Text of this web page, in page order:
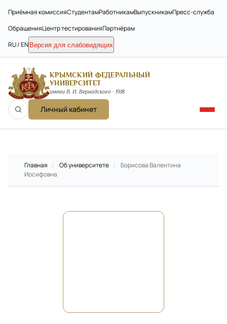
Приёмная комиссияСтудентамРаботникамВыпускникамПресс-служба
ОбращенияЦентр тестированияПартнёрам
RU / EN Версия для слабовидящих
КРЫМСКИЙ ФЕДЕРАЛЬНЫЙ
УНИВЕРСИТЕТ
имени В. И. Вернадского · 1918
Личный кабинет
Главная / Об университете /
Борисова Валентина
Иосифовна